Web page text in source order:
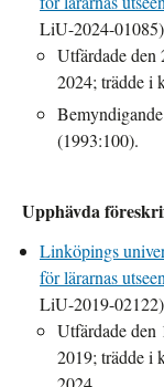
LiU-2024-01085)
Utfärdade den
2024; trädde i
(1993:100).
Upphävda
Linköpings
för lärarnas
LiU-2019-02122)
Utfärdade den
2019; trädde i